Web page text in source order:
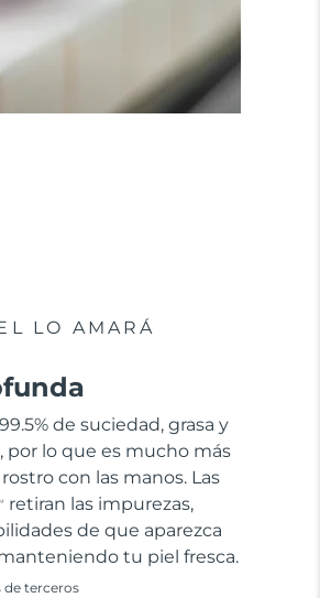
LO AMARÁ
de suciedad, grasa y
por lo que es mucho más
con las manos. Las
retiran las impurezas,
de que aparezca
tu piel fresca.
de terceros